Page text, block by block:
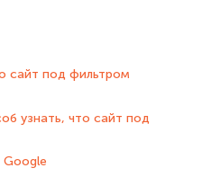
сайт под фильтром
узнать, что сайт под
Google